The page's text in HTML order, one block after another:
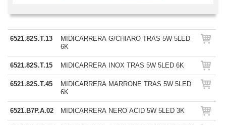
6521.82S.T.13
MIDICARRERA G/CHIARO TRAS 5W 5LED
6K
6521.82S.T.15 MIDICARRERA INOX TRAS 5W 5LED 6K
6521.82S.T.45
MIDICARRERA MARRONE TRAS 5W 5LED
6K
6521.B7P.A.02 MIDICARRERA NERO ACID 5W 5LED 3K